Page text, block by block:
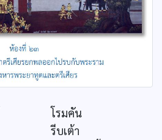
โรมคัน
รีบเต้า